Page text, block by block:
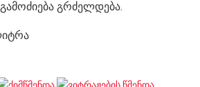
გრძელდება.